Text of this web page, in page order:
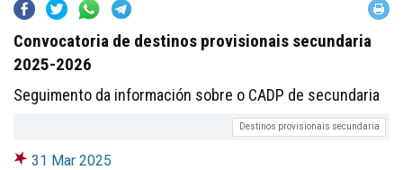
Facebook
TwitterWhatsapp
Convocatoria de destinos provisionais secundaria
2025-2026
Seguimento da información sobre o CADP de secundaria
Destinos provisionais secundaria
31 Mar 2025